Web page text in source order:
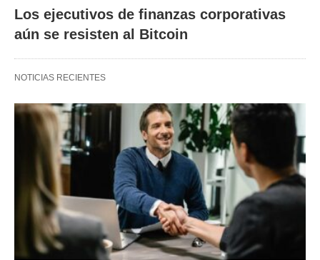
Los ejecutivos de finanzas corporativas
aún se resisten al Bitcoin
NOTICIAS RECIENTES